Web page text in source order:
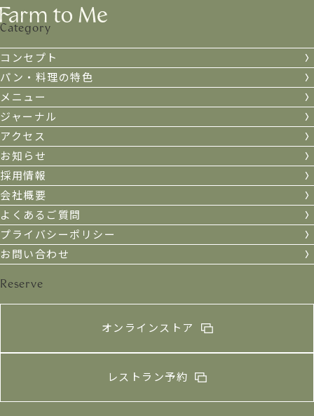
Category
コンセプト
パン・料理の特色
メニュー
ジャーナル
アクセス
お知らせ
採用情報
会社概要
よくあるご質問
プライバシーポリシー
お問い合わせ
Reserve
オンラインストア
レストラン予約